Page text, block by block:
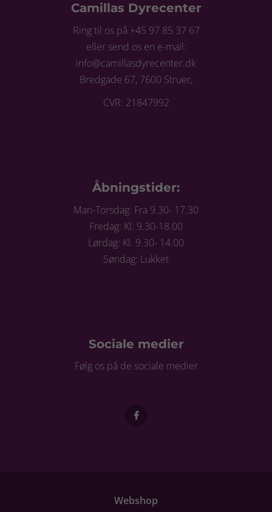
Camillas Dyrecenter
Ring til os på +45 97 85 37 67
eller send os en e-mail:
info@camillasdyrecenter.dk
Bredgade 67, 7600 Struer,
CVR: 21847992
Åbningstider:
Man-Torsdag: Fra 9.30- 17.30
Fredag: Kl. 9.30-18.00
Lørdag: Kl. 9.30- 14.00
Søndag: Lukket
Sociale medier
Følg os på de sociale medier
Webshop